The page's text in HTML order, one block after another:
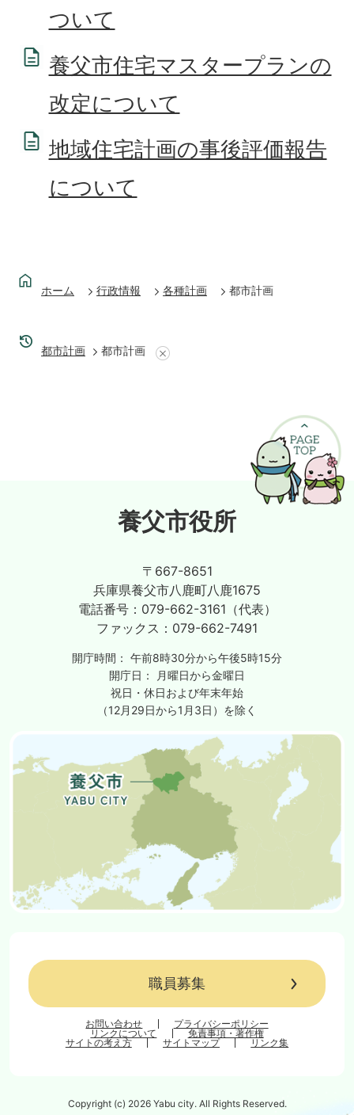
ついて
養父市住宅マスタープランの
改定について
地域住宅計画の事後評価報告
について
ホーム 行政情報 各種計画 都市計画
都市計画 都市計画
養父市役所
〒667-8651
兵庫県養父市八鹿町八鹿1675
電話番号： 079-662-3161（代表）
ファックス： 079-662-7491
開庁時間： 午前8時30分から午後5時15分
開庁日：
月曜日から金曜日
祝日・休日および年末年始
（12月29日から1月3日）を除く
職員募集
お問い合わせ
プライバシーポリシー
リンクについて
免責事項・著作権
サイトの考え方
サイトマップ リンク集
Copyright (c) 2026 Yabu city. All Rights Reserved.